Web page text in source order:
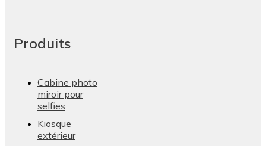
Produits
Cabine photo
miroir pour
selfies
Kiosque
extérieur